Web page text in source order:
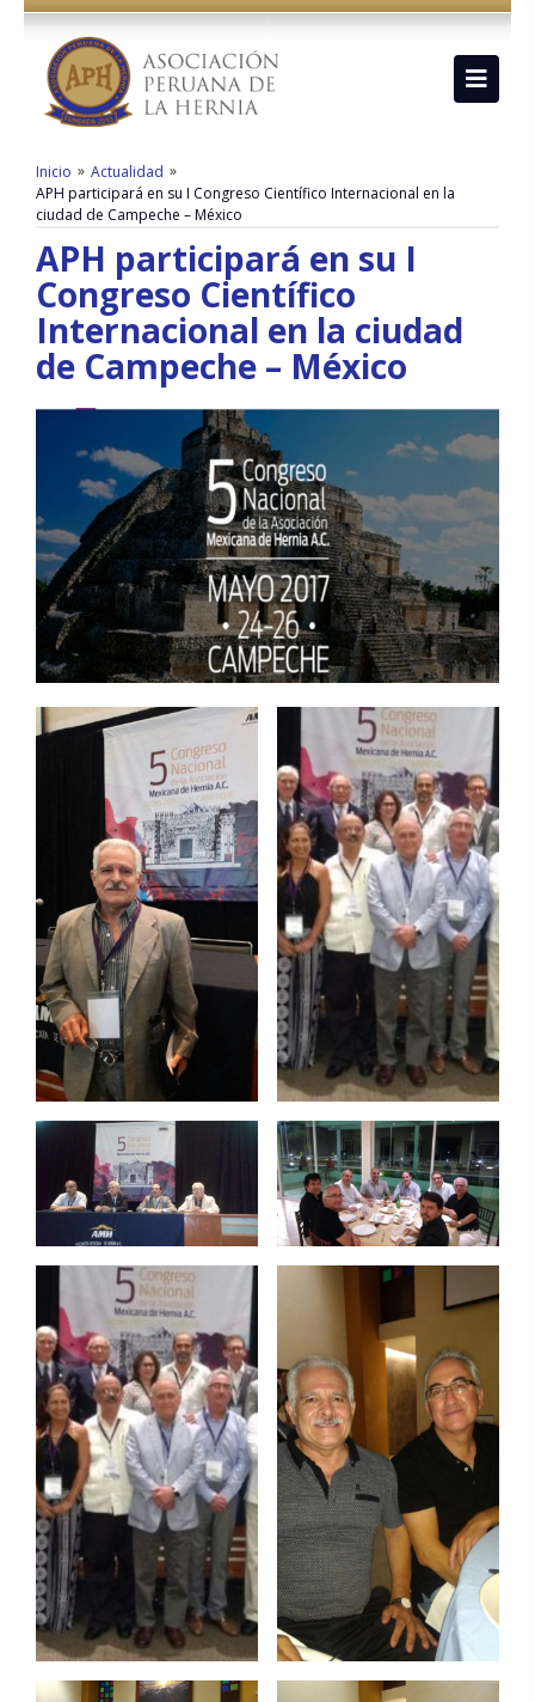
Inicio » Actualidad »
APH participará en su I Congreso Científico Internacional en la
ciudad de Campeche – México
APH participará en su I
Congreso Científico
Internacional en la ciudad
de Campeche – México